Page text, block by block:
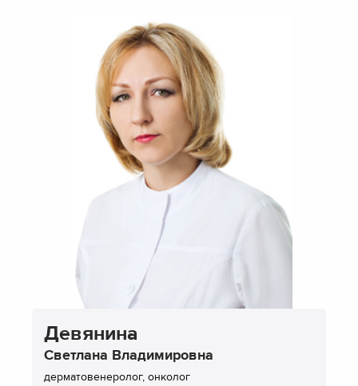
Девянина
Светлана Владимировна
дерматовенеролог, онколог